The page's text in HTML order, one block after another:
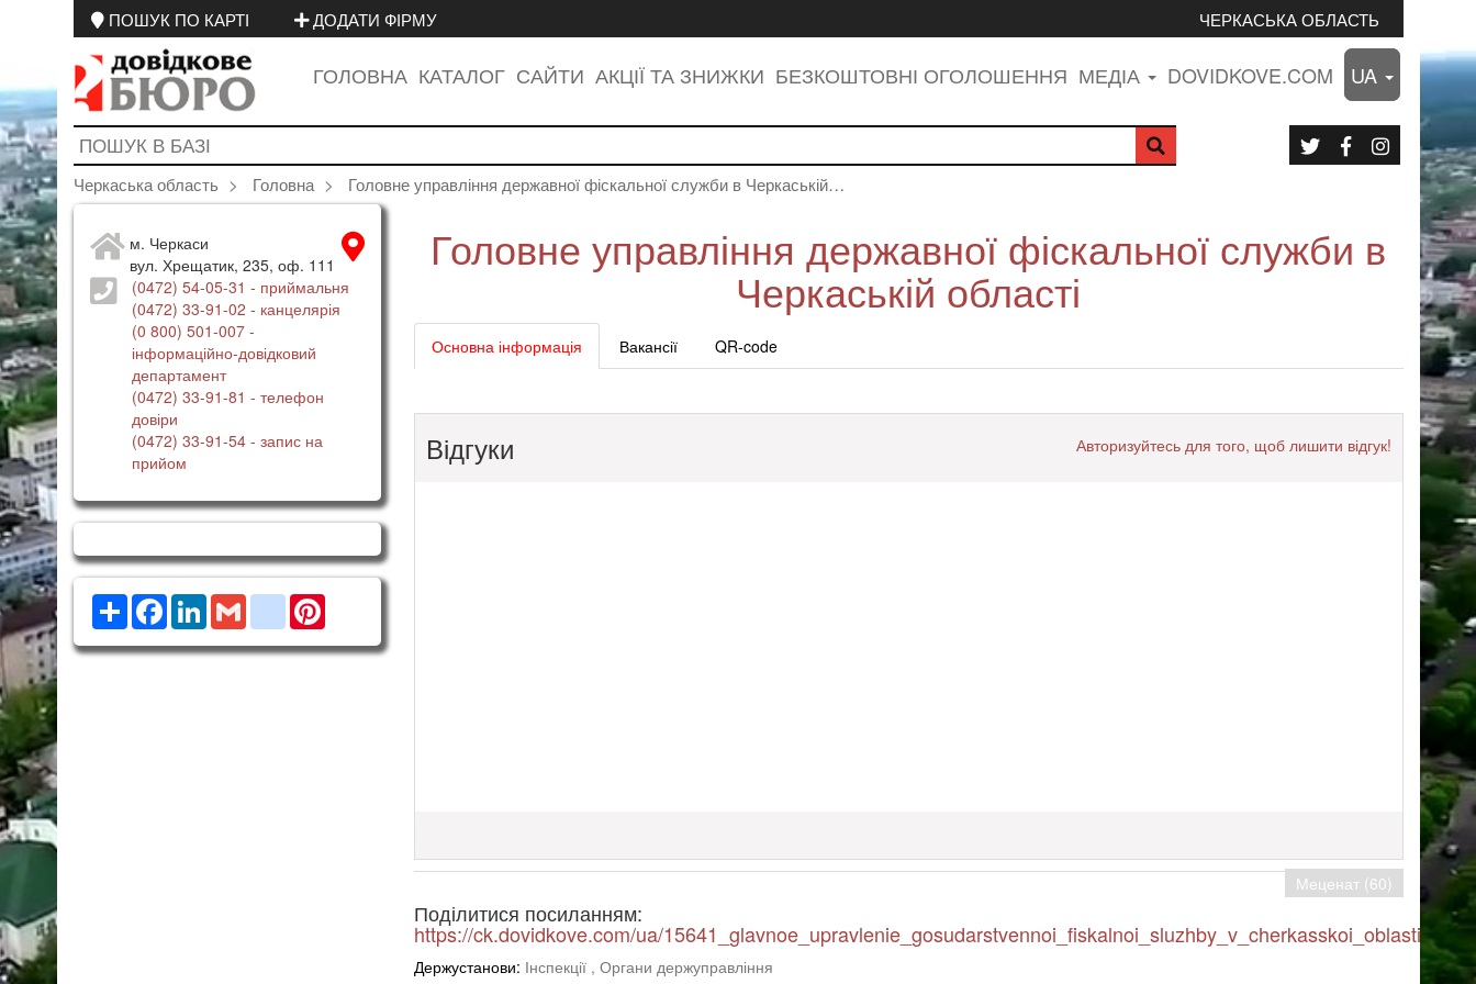
ПОШУК ПО КАРТІ ДОДАТИ ФІРМУ ЧЕРКАСЬКА ОБЛАСТЬ
ГОЛОВНА КАТАЛОГ САЙТИ АКЦІЇ ТА ЗНИЖКИ БЕЗКОШТОВНІ ОГОЛОШЕННЯ МЕДІА DOVIDKOVE.COM UA
Черкаська область Головна Головне управління державної фіскальної служби в Черкаській…
м. Черкаси
вул. Хрещатик, 235, оф. 111
(0472) 54-05-31 - приймальня
(0472) 33-91-02 - канцелярія
(0 800) 501-007 -
інформаційно-довідковий
департамент
(0472) 33-91-81 - телефон
довіри
(0472) 33-91-54 - запис на
прийом
РесурсFacebook
LinkedInGmailgoogle_bookmarks
Pinterest
Головне управління державної фіскальної служби в
Черкаській області
Основна інформація Вакансії QR-code
Відгуки Авторизуйтесь для того, щоб лишити відгук!
Меценат (60)
Поділитися посиланням:
https://ck.dovidkove.com/ua/15641_glavnoe_upravlenie_gosudarstvennoi_fiskalnoi_sluzhby_v_cherkasskoi_oblasti
Держустанови: Інспекції , Органи держуправління